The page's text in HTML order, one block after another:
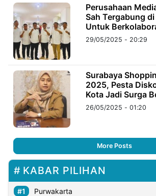
Perusahaan
Sah Tergabung
Untuk
29/05/2025 - 20:29
Surabaya
2025, Pesta
Kota Jadi Surga
26/05/2025 - 01:20
More Posts
KABAR PILIHAN
Purwakarta